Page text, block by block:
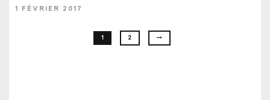
1 FÉVRIER 2017
1 2